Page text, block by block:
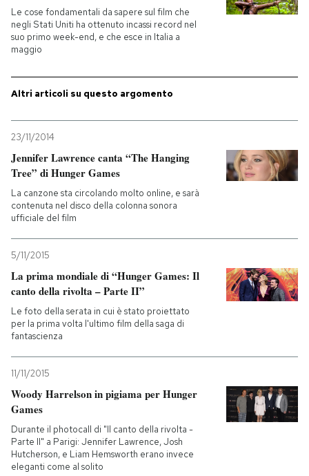
Entra
Le cose fondamentali da sapere sul film che
negli Stati Uniti ha ottenuto incassi record nel
suo primo week-end, e che esce in Italia a
maggio
Altri articoli su questo argomento
23/11/2014
Jennifer Lawrence canta “The Hanging
Tree” di Hunger Games
La canzone sta circolando molto online, e sarà
contenuta nel disco della colonna sonora
ufficiale del film
5/11/2015
La prima mondiale di “Hunger Games: Il
canto della rivolta – Parte II”
Le foto della serata in cui è stato proiettato
per la prima volta l'ultimo film della saga di
fantascienza
11/11/2015
Woody Harrelson in pigiama per Hunger
Games
Durante il photocall di "Il canto della rivolta -
Parte II" a Parigi: Jennifer Lawrence, Josh
Hutcherson, e Liam Hemsworth erano invece
eleganti come al solito